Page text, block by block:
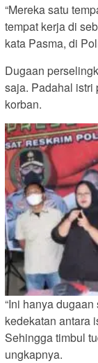
“Mereka satu
tempat kerja di
kata Pasma, di
Dugaan
saja. Padahal istri
korban.
“Ini hanya
kedekatan antara
Sehingga timbul
ungkapnya.